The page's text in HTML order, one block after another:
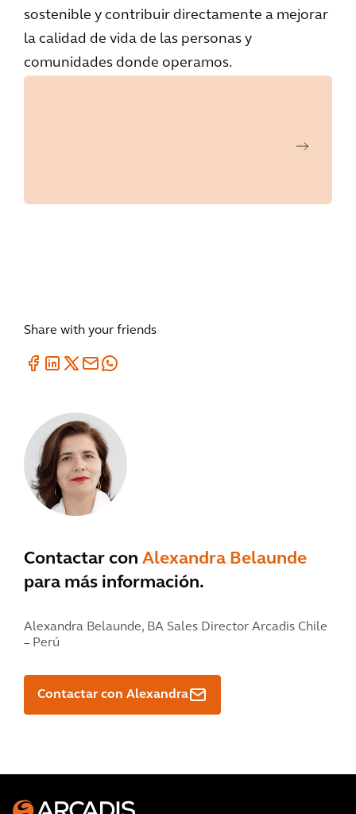
sostenible y contribuir directamente a mejorar
la calidad de vida de las personas y
comunidades donde operamos.
Share with your friends
Contactar con Alexandra Belaunde
para más información.
Alexandra Belaunde, BA Sales Director Arcadis Chile
– Perú
Contactar con Alexandra